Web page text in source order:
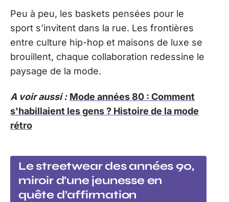
Peu à peu, les baskets pensées pour le
sport s’invitent dans la rue. Les frontières
entre culture hip-hop et maisons de luxe se
brouillent, chaque collaboration redessine le
paysage de la mode.
A voir aussi : Mode années 80 : Comment
s'habillaient les gens ? Histoire de la mode
rétro
Le streetwear des années 90,
miroir d’une jeunesse en
quête d’affirmation